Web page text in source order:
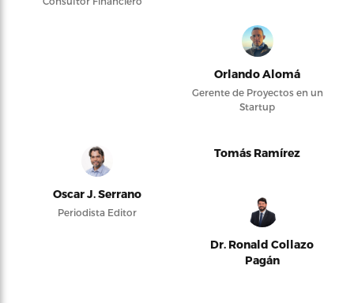
Orlando Alomá
Gerente de Proyectos en un
Startup
Oscar J. Serrano
Periodista Editor
Tomás Ramírez
Dr. Ronald Collazo
Pagán